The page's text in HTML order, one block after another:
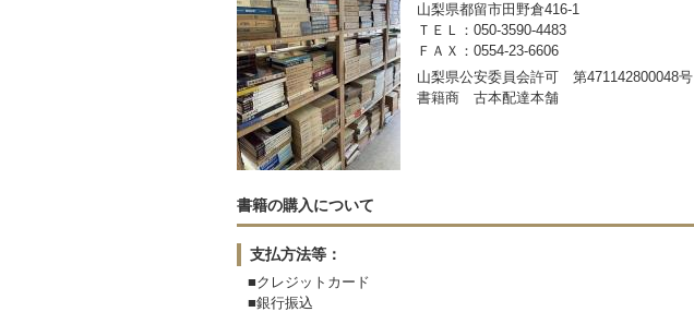
山梨県都留市田野倉416-1
ＴＥＬ：050-3590-4483
ＦＡＸ：0554-23-6606
山梨県公安委員会許可 第471142800048号
書籍商 古本配達本舗
書籍の購入について
支払方法等：
■クレジットカード
■銀行振込